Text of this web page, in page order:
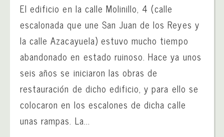
El edificio en la calle Molinillo, 4 (calle
escalonada que une San Juan de los Reyes y
la calle Azacayuela) estuvo mucho tiempo
abandonado en estado ruinoso. Hace ya unos
seis años se iniciaron las obras de
restauración de dicho edificio, y para ello se
colocaron en los escalones de dicha calle
unas rampas. La...